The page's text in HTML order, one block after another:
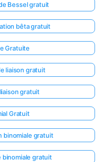
Bessel gratuit
bêta gratuit
Gratuite
liaison gratuit
gratuit
Gratuit
binomiale gratuit
binomiale gratuit